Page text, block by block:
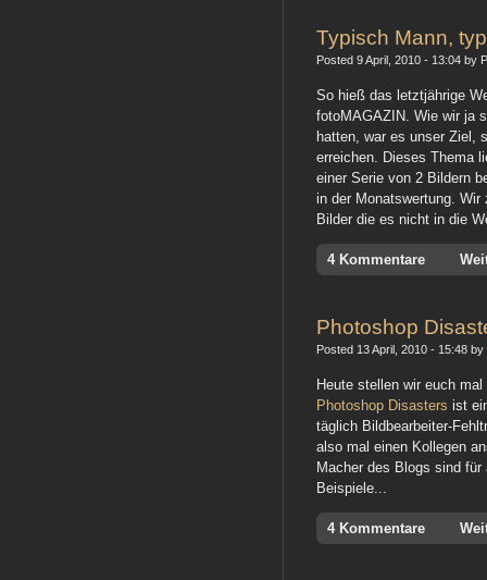
Typisch Mann,
Posted 9 April, 2010 - 13:04 by
So hieß das letztjährige
fotoMAGAZIN. Wie wir ja
hatten, war es unser Ziel,
erreichen. Dieses Thema
einer Serie von 2 Bildern
in der Monatswertung.
Bilder die es nicht in die
4 Kommentare
Photoshop
Posted 13 April, 2010 - 15:48 by
Heute stellen wir euch
Photoshop Disasters ist
täglich Bildbearbeiter-
also mal einen Kollegen
Macher des Blogs sind für
Beispiele...
4 Kommentare